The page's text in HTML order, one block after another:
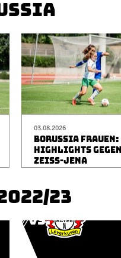
03.08.2026
BORUSSIA FRAUEN:
HIGHLIGHTS
ZEISS-JENA
23